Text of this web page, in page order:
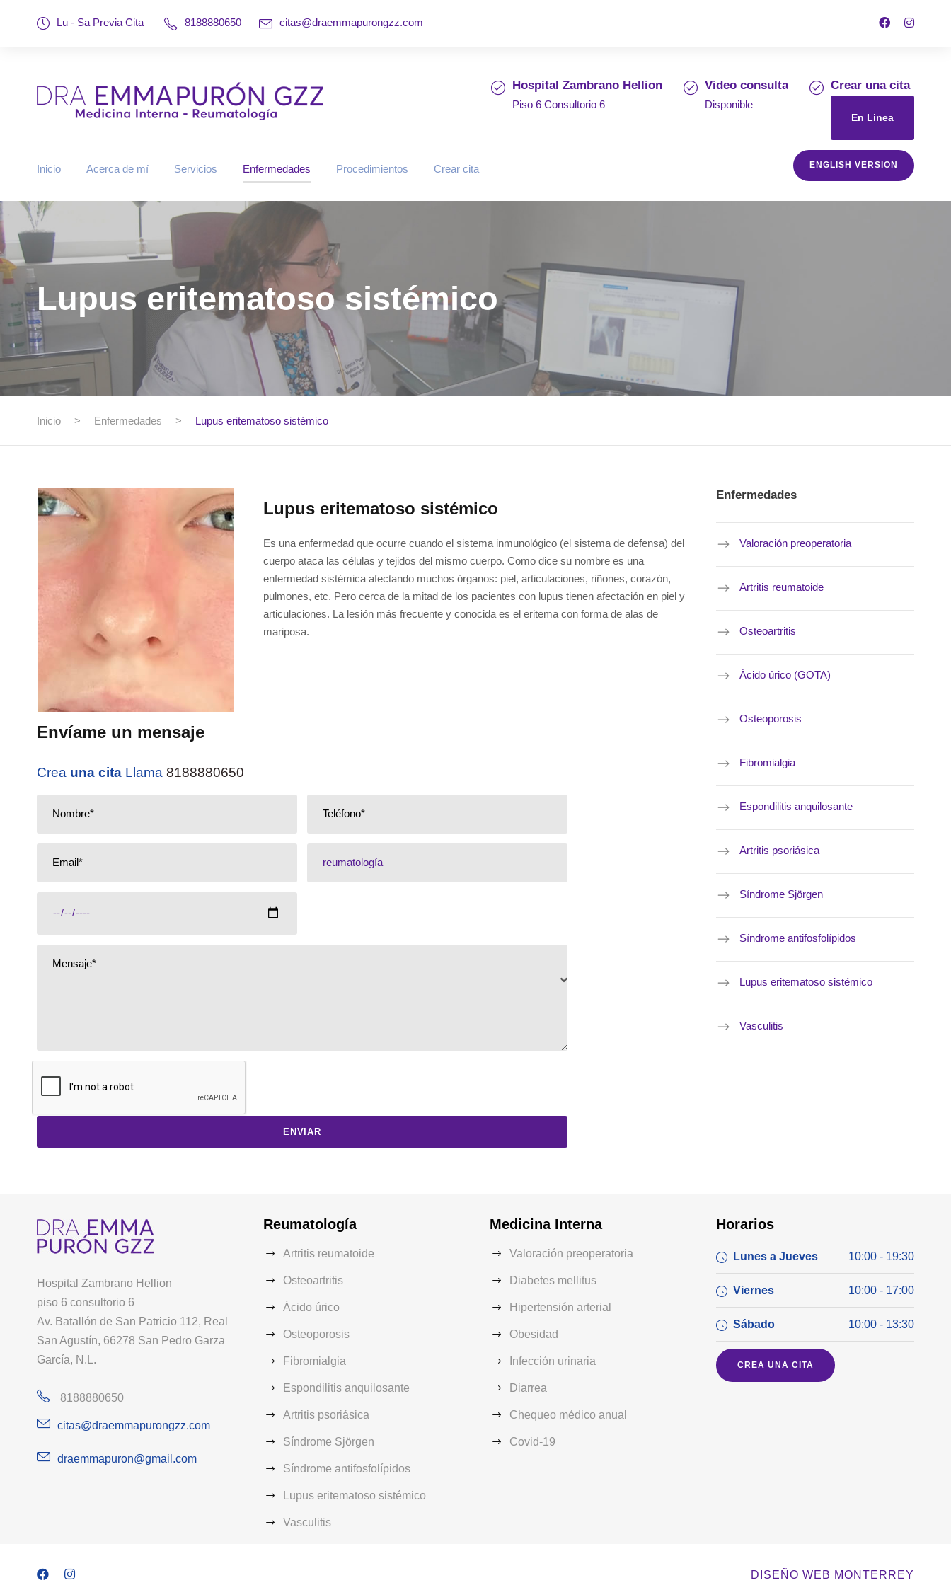
Lu - Sa Previa Cita 8188880650 citas@draemmapurongzz.com
Hospital Zambrano Hellion
Piso 6 Consultorio 6
Video consulta
Disponible
Crear una cita
En Linea
Inicio Acerca de mí Servicios Enfermedades Procedimientos Crear cita ENGLISH VERSION
Lupus eritematoso sistémico
Inicio > Enfermedades > Lupus eritematoso sistémico
Lupus eritematoso sistémico
Es una enfermedad que ocurre cuando el sistema inmunológico (el sistema de defensa) del
cuerpo ataca las células y tejidos del mismo cuerpo. Como dice su nombre es una
enfermedad sistémica afectando muchos órganos: piel, articulaciones, riñones, corazón,
pulmones, etc. Pero cerca de la mitad de los pacientes con lupus tienen afectación en piel y
articulaciones. La lesión más frecuente y conocida es el eritema con forma de alas de
mariposa.
Envíame un mensaje
Crea una cita Llama 8188880650
Enfermedades
Valoración preoperatoria
Artritis reumatoide
Osteoartritis
Ácido úrico (GOTA)
Osteoporosis
Fibromialgia
Espondilitis anquilosante
Artritis psoriásica
Síndrome Sjörgen
Síndrome antifosfolípidos
Lupus eritematoso sistémico
Vasculitis
Hospital Zambrano Hellion
piso 6 consultorio 6
Av. Batallón de San Patricio 112, Real
San Agustín, 66278 San Pedro Garza
García, N.L.
8188880650
citas@draemmapurongzz.com
draemmapuron@gmail.com
Reumatología
Artritis reumatoide
Osteoartritis
Ácido úrico
Osteoporosis
Fibromialgia
Espondilitis anquilosante
Artritis psoriásica
Síndrome Sjörgen
Síndrome antifosfolípidos
Lupus eritematoso sistémico
Vasculitis
Medicina Interna
Valoración preoperatoria
Diabetes mellitus
Hipertensión arterial
Obesidad
Infección urinaria
Diarrea
Chequeo médico anual
Covid-19
Horarios
Lunes a Jueves 10:00 - 19:30
Viernes 10:00 - 17:00
Sábado 10:00 - 13:30
CREA UNA CITA
DISEÑO WEB MONTERREY